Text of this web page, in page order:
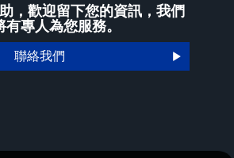
，歡迎留下您的資訊，我們
有專人為您服務。
聯絡我們